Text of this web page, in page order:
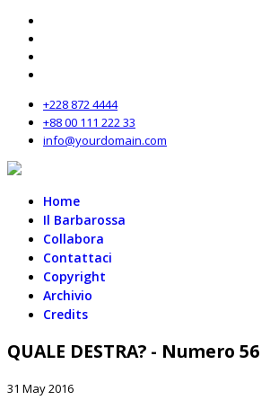
+228 872 4444
+88 00 111 222 33
info@yourdomain.com
Home
Il Barbarossa
Collabora
Contattaci
Copyright
Archivio
Credits
QUALE DESTRA? - Numero 56
31 May 2016